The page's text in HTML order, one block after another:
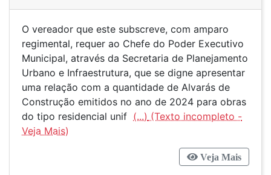
O vereador que este subscreve, com amparo
regimental, requer ao Chefe do Poder Executivo
Municipal, através da Secretaria de Planejamento
Urbano e Infraestrutura, que se digne apresentar
uma relação com a quantidade de Alvarás de
Construção emitidos no ano de 2024 para obras
do tipo residencial unif (...)
Veja Mais